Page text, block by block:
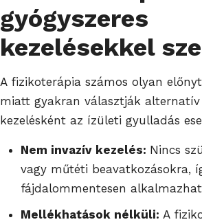
gyógyszeres
kezelésekkel
A fizikoterápia számos olyan
miatt gyakran választják alternatív
kezelésként az ízületi gyulladás
Nem invazív kezelés: Nincs
vagy műtéti beavatkozásokra,
fájdalommentesen
Mellékhatások nélküli: A